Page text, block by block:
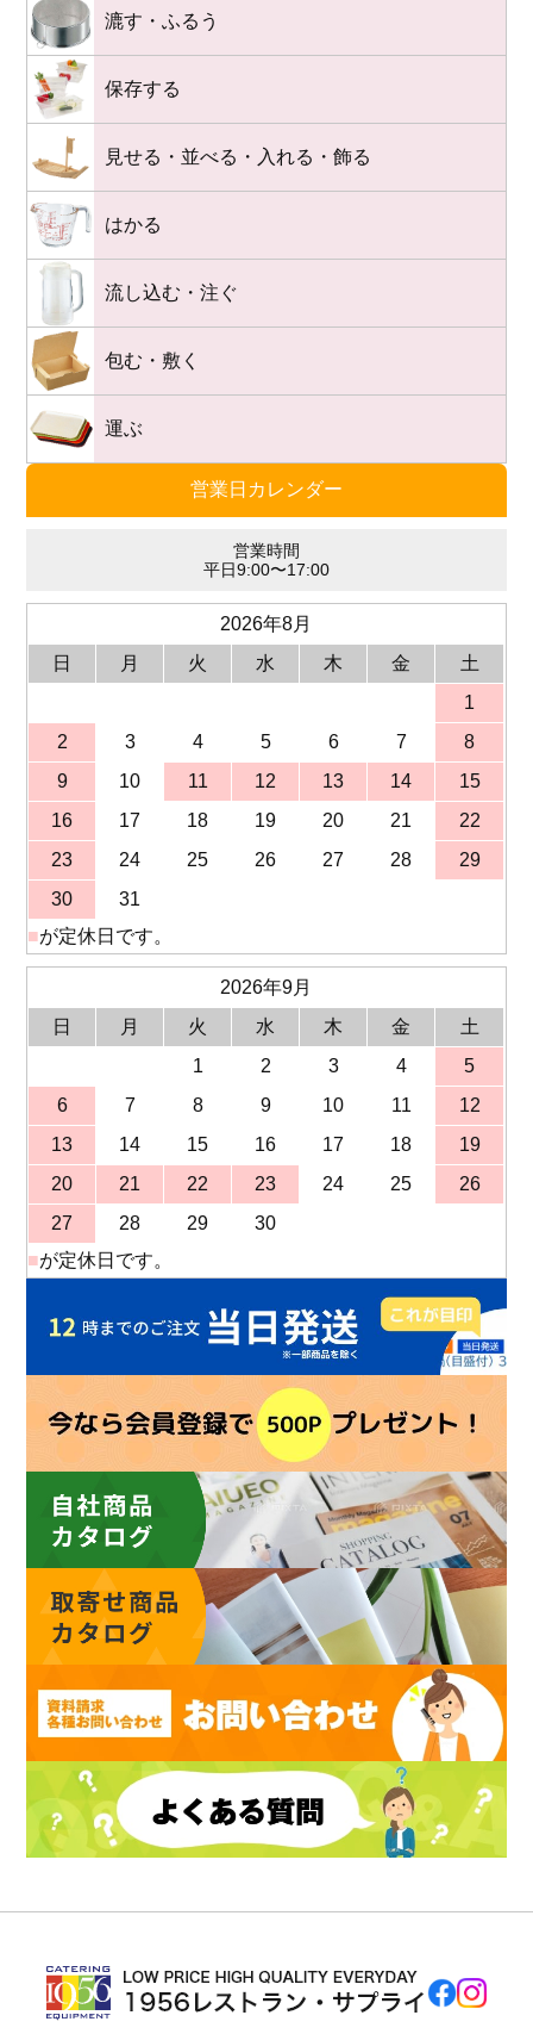
営業日カレンダー
営業時間
平日9:00〜17:00
2026年8月
日
月 火 水 木 金
土
1
2
3 4 5 6 7
8
9
10 11 12 13 14
15
16
17 18 19 20 21
22
23
24 25 26 27 28
29
30
31
■が定休日です。
2026年9月
日
月 火 水 木 金
土
1
2 3 4
5
6
7 8 9 10 11
12
13
14 15 16 17 18
19
20
21 22 23 24 25
26
27
28 29
30
■が定休日です。
漉す・ふるう
保存する
見せる・並べる・入れる・飾る
はかる
流し込む・注ぐ
包む・敷く
運ぶ